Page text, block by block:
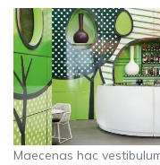
Maecenas hac